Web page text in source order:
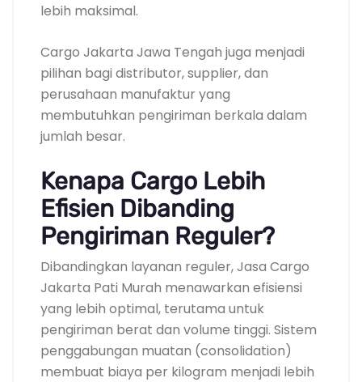
lebih maksimal.
Cargo Jakarta Jawa Tengah juga menjadi
pilihan bagi distributor, supplier, dan
perusahaan manufaktur yang
membutuhkan pengiriman berkala dalam
jumlah besar.
Kenapa Cargo Lebih
Efisien Dibanding
Pengiriman Reguler?
Dibandingkan layanan reguler, Jasa Cargo
Jakarta Pati Murah menawarkan efisiensi
yang lebih optimal, terutama untuk
pengiriman berat dan volume tinggi. Sistem
penggabungan muatan (consolidation)
membuat biaya per kilogram menjadi lebih